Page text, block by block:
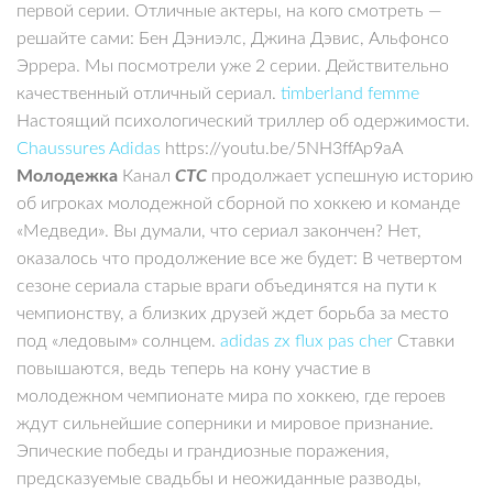
salenorth face jackets cyber monday dealsmoncler jackets
black friday 2016jordan 11 space jam uk
первой серии. Отличные актеры, на кого смотреть —
решайте сами: Бен Дэниэлс, Джина Дэвис, Альфонсо
Эррера. Мы посмотрели уже 2 серии. Действительно
качественный отличный сериал. timberland femme
Настоящий психологический триллер об одержимости.
Chaussures Adidas https://youtu.be/5NH3ffAp9aA
Молодежка Канал СТС продолжает успешную историю
об игроках молодежной сборной по хоккею и команде
«Медведи». Вы думали, что сериал закончен? Нет,
оказалось что продолжение все же будет: В четвертом
сезоне сериала старые враги объединятся на пути к
чемпионству, а близких друзей ждет борьба за место
под «ледовым» солнцем. adidas zx flux pas cher Ставки
повышаются, ведь теперь на кону участие в
молодежном чемпионате мира по хоккею, где героев
ждут сильнейшие соперники и мировое признание.
Эпические победы и грандиозные поражения,
предсказуемые свадьбы и неожиданные разводы,